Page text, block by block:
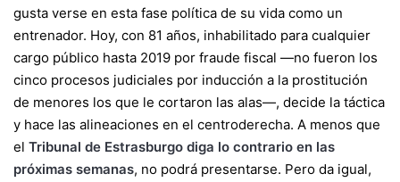
gusta verse en esta fase política de su vida como un
entrenador. Hoy, con 81 años, inhabilitado para cualquier
cargo público hasta 2019 por fraude fiscal —no fueron los
cinco procesos judiciales por inducción a la prostitución
de menores los que le cortaron las alas—, decide la táctica
y hace las alineaciones en el centroderecha. A menos que
el Tribunal de Estrasburgo diga lo contrario en las
próximas semanas, no podrá presentarse. Pero da igual,